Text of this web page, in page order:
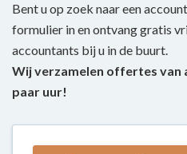
Bent u op zoek naar een
formulier in en ontvang gratis
accountants bij u in de buurt.
Wij verzamelen offertes van
paar uur!